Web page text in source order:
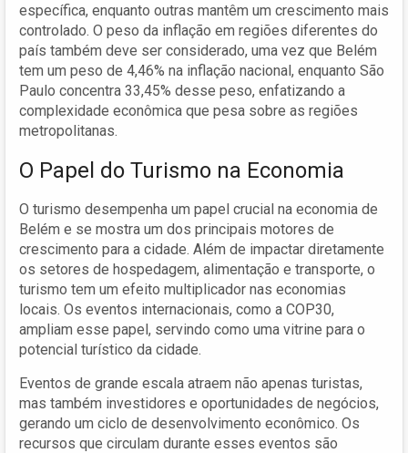
específica, enquanto outras mantêm um crescimento mais
controlado. O peso da inflação em regiões diferentes do
país também deve ser considerado, uma vez que Belém
tem um peso de 4,46% na inflação nacional, enquanto São
Paulo concentra 33,45% desse peso, enfatizando a
complexidade econômica que pesa sobre as regiões
metropolitanas.
O Papel do Turismo na Economia
O turismo desempenha um papel crucial na economia de
Belém e se mostra um dos principais motores de
crescimento para a cidade. Além de impactar diretamente
os setores de hospedagem, alimentação e transporte, o
turismo tem um efeito multiplicador nas economias
locais. Os eventos internacionais, como a COP30,
ampliam esse papel, servindo como uma vitrine para o
potencial turístico da cidade.
Eventos de grande escala atraem não apenas turistas,
mas também investidores e oportunidades de negócios,
gerando um ciclo de desenvolvimento econômico. Os
recursos que circulam durante esses eventos são